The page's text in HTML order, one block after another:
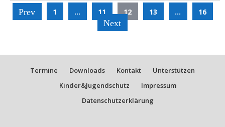
Beitragsnavigation
Prev 1 … 11 12 13 … 16
Next
Termine Downloads Kontakt
Unterstützen
Kinder&Jugendschutz
Impressum
Datenschutzerklärung